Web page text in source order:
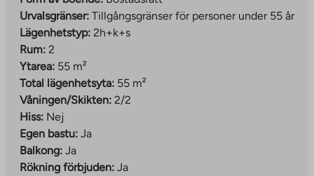
Urvalsgränser: Tillgångsgränser för personer under 55 år
Lägenhetstyp: 2h+k+s
Rum: 2
Ytarea: 55 m²
Total lägenhetsyta: 55 m²
Våningen/Skikten: 2/2
Hiss: Nej
Egen bastu: Ja
Balkong: Ja
Rökning förbjuden: Ja